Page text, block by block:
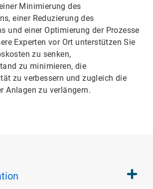
Minimierung des
einer Reduzierung des
und einer Optimierung der Prozesse
Experten vor Ort unterstützen Sie
zu senken,
zu minimieren, die
zu verbessern und zugleich die
Anlagen zu verlängern.